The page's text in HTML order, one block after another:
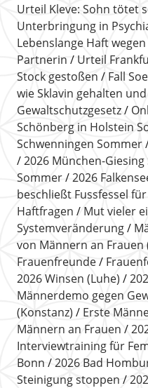
Urteil Kleve: Sohn tötet
Unterbringung in
Lebenslange Haft
Partnerin
Urteil
Stock gestoßen
Fall
wie Sklavin gehalten
Gewaltschutzgesetz
Schönberg in Holstein
Schwenningen Sommer
2026 München-
Sommer
2026
beschließt Fussfessel
Haftfragen
Mut vieler
Systemveränderung
von Männern an Frauen
Frauenfreunde
2026 Winsen (Luhe)
Männerdemo gegen
(Konstanz)
Erste
Männern an Frauen
Interviewtraining für
Bonn
2026 Bad
Steinigung stoppen